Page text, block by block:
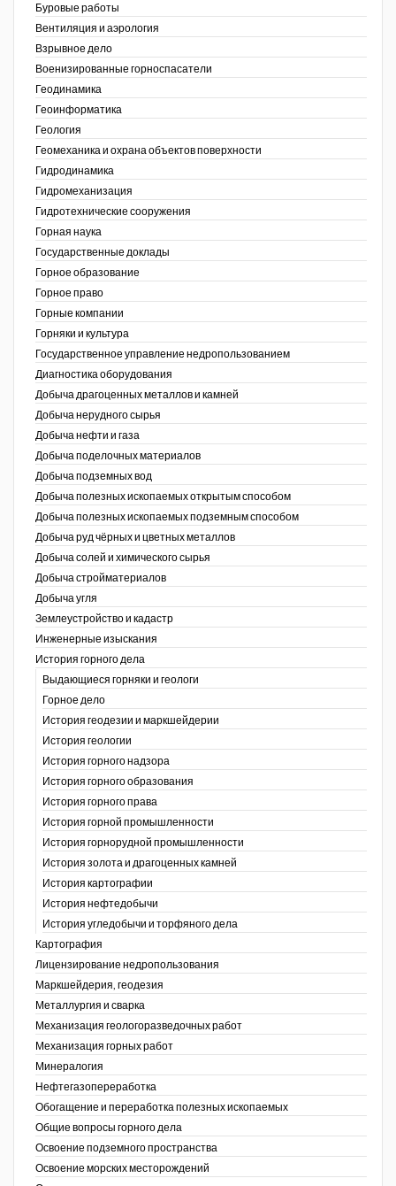
Буровые работы
Вентиляция и аэрология
Взрывное дело
Военизированные горноспасатели
Геодинамика
Геоинформатика
Геология
Геомеханика и охрана объектов поверхности
Гидродинамика
Гидромеханизация
Гидротехнические сооружения
Горная наука
Государственные доклады
Горное образование
Горное право
Горные компании
Горняки и культура
Государственное управление недропользованием
Диагностика оборудования
Добыча драгоценных металлов и камней
Добыча нерудного сырья
Добыча нефти и газа
Добыча поделочных материалов
Добыча подземных вод
Добыча полезных ископаемых открытым способом
Добыча полезных ископаемых подземным способом
Добыча руд чёрных и цветных металлов
Добыча солей и химического сырья
Добыча стройматериалов
Добыча угля
Землеустройство и кадастр
Инженерные изыскания
История горного дела
Выдающиеся горняки и геологи
Горное дело
История геодезии и маркшейдерии
История геологии
История горного надзора
История горного образования
История горного права
История горной промышленности
История горнорудной промышленности
История золота и драгоценных камней
История картографии
История нефтедобычи
История угледобычи и торфяного дела
Картография
Лицензирование недропользования
Маркшейдерия, геодезия
Металлургия и сварка
Механизация геологоразведочных работ
Механизация горных работ
Минералогия
Нефтегазопереработка
Обогащение и переработка полезных ископаемых
Общие вопросы горного дела
Освоение подземного пространства
Освоение морских месторождений
Нефтегазовые технологии
Нефтегазовая вертикаль
Разведка и охрана недр
Стандарт качества
Сфера. Нефть и газ
Уголь
Уголь Кузбасса
Химагрегаты
Электроэнергия. Передача и
распределение
Coal People Magazine
PWC